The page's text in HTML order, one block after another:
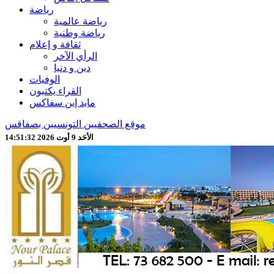
رياضة
رياضة عالمية
رياضة وطنية
ثقافة و إعلام
الرأي الآخر
دين و دنيا
الوفيات
القراء يكتبون
مايد إين سفاكس
موقع الصحفيين التونسيين بصفاقس
الأحَد 9 أوت 2026 14:51:34